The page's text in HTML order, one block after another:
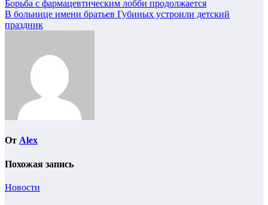
Борьба с фармацевтическим лобби продолжается
В больнице имени братьев Губиных устроили детский
праздник
От Alex
Похожая запись
Новости